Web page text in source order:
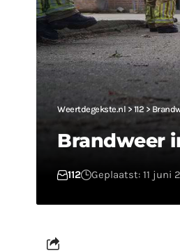
Weertdegekste.nl > 112 >
Brandweer
112 Geplaatst: 11 juni